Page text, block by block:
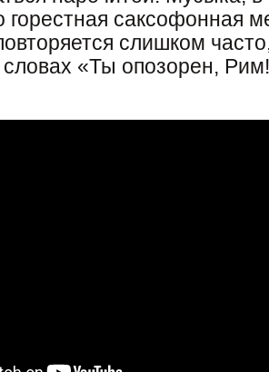
саксофонная
слишком
«Ты опозорен,